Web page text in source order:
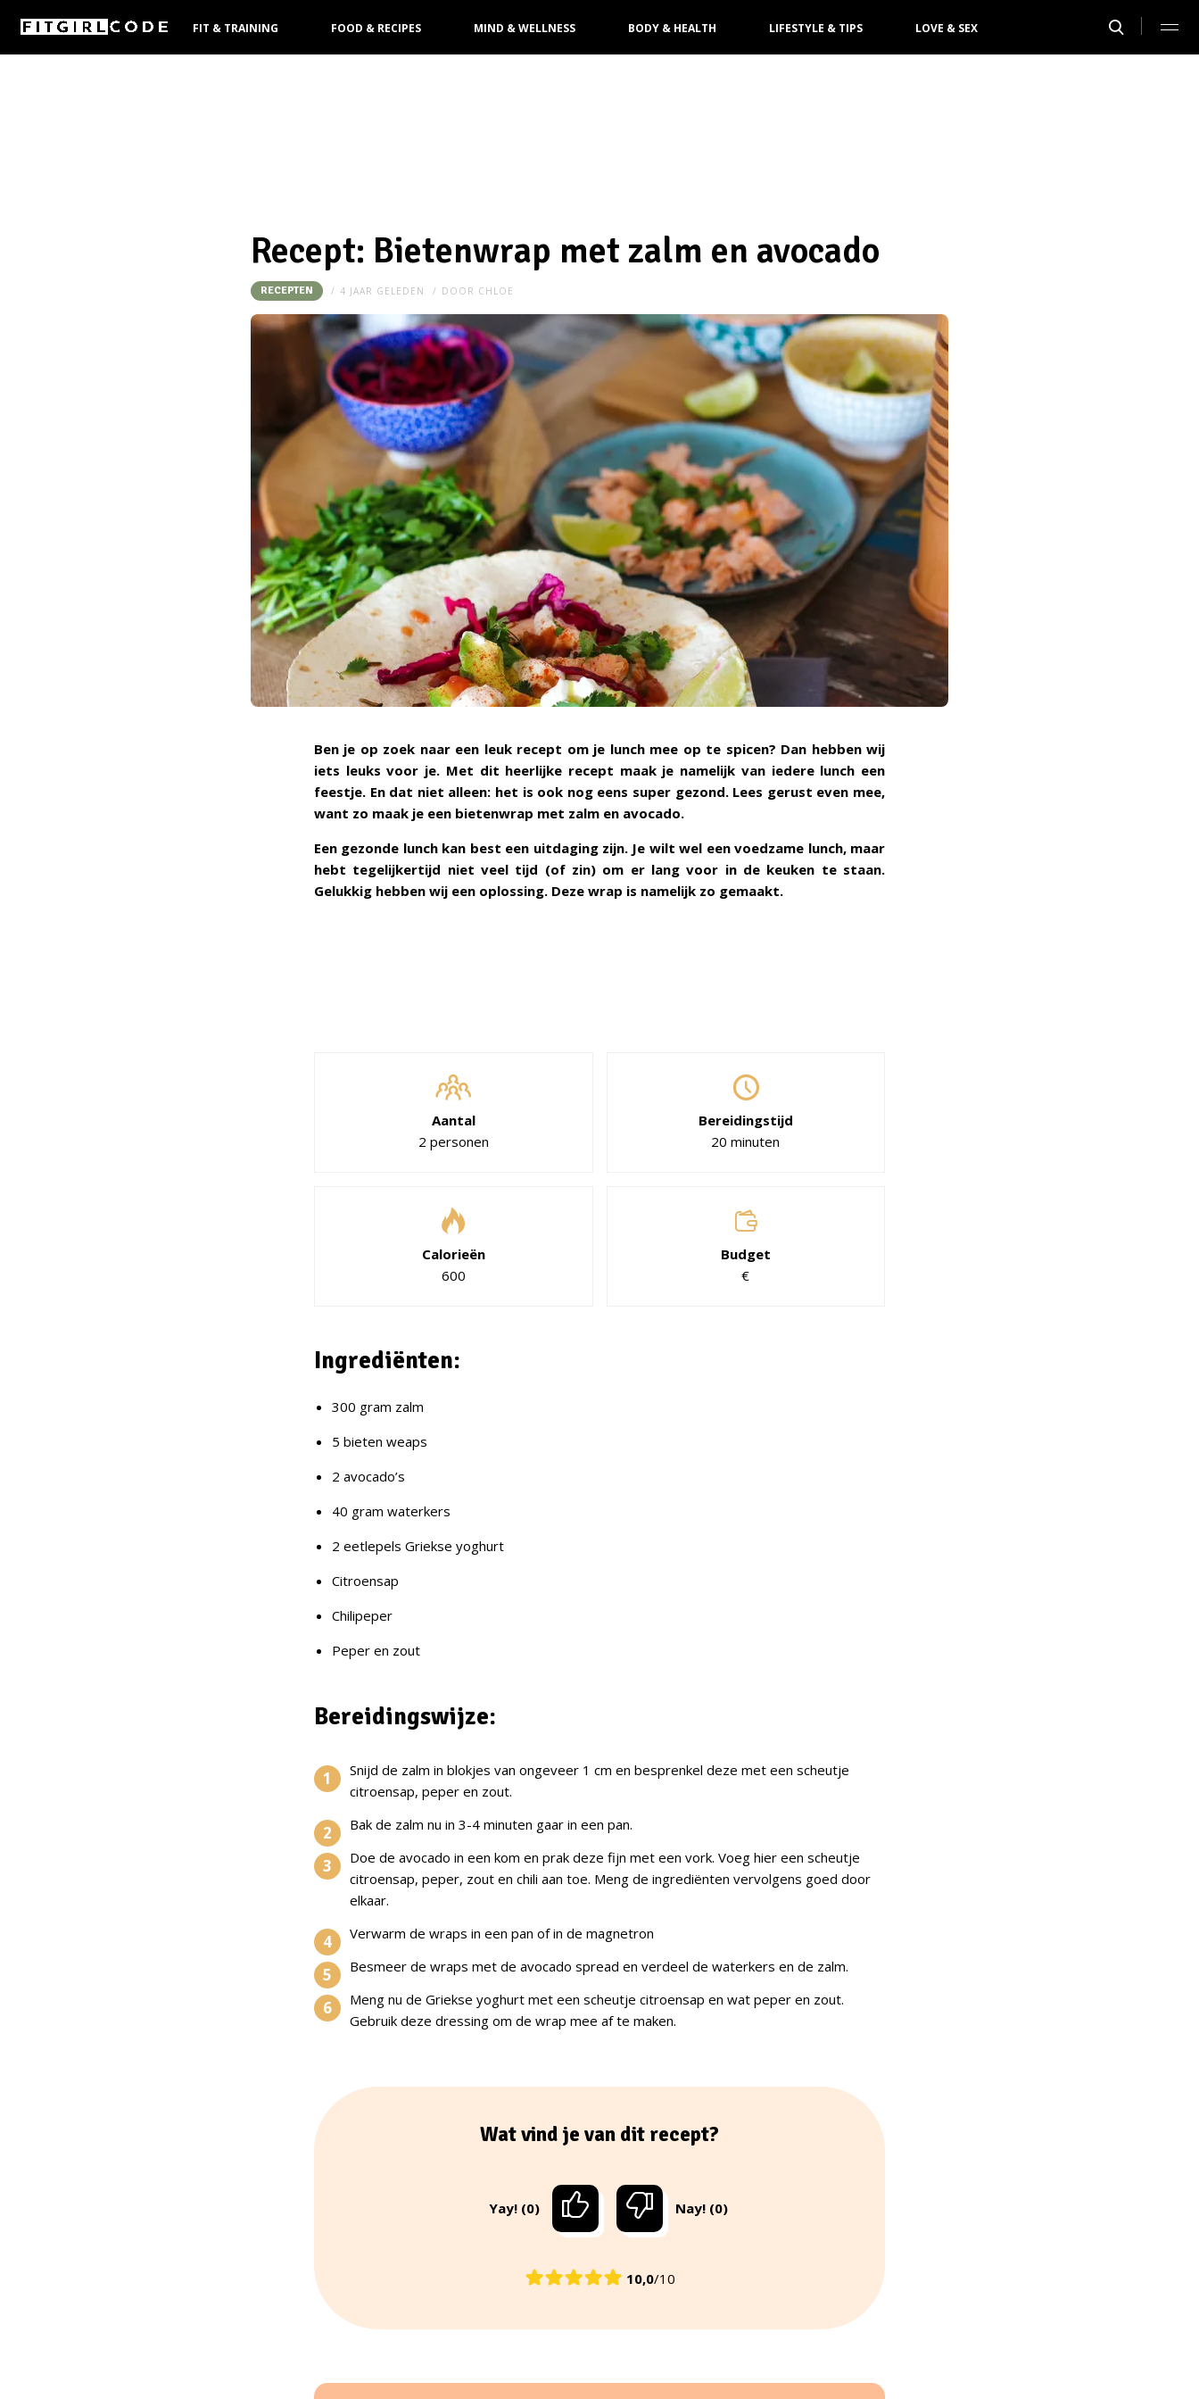
FIT & TRAINING FOOD & RECIPES MIND & WELLNESS BODY & HEALTH LIFESTYLE & TIPS LOVE & SEX
Recept: Bietenwrap met zalm en avocado
RECEPTEN 4 JAAR GELEDEN DOOR CHLOE
Ben je op zoek naar een leuk recept om je lunch mee op te spicen? Dan hebben wij
iets leuks voor je. Met dit heerlijke recept maak je namelijk van iedere lunch een
feestje. En dat niet alleen: het is ook nog eens super gezond. Lees gerust even mee,
want zo maak je een bietenwrap met zalm en avocado.
Een gezonde lunch kan best een uitdaging zijn. Je wilt wel een voedzame lunch, maar
hebt tegelijkertijd niet veel tijd (of zin) om er lang voor in de keuken te staan.
Gelukkig hebben wij een oplossing. Deze wrap is namelijk zo gemaakt.
Aantal
2 personen
Bereidingstijd
20 minuten
Calorieën
600
Budget
€
Ingrediënten:
300 gram zalm
5 bieten weaps
2 avocado’s
40 gram waterkers
2 eetlepels Griekse yoghurt
Citroensap
Chilipeper
Peper en zout
Bereidingswijze:
Snijd de zalm in blokjes van ongeveer 1 cm en besprenkel deze met een scheutje
citroensap, peper en zout.
Bak de zalm nu in 3-4 minuten gaar in een pan.
Doe de avocado in een kom en prak deze fijn met een vork. Voeg hier een scheutje
citroensap, peper, zout en chili aan toe. Meng de ingrediënten vervolgens goed door
elkaar.
Verwarm de wraps in een pan of in de magnetron
Besmeer de wraps met de avocado spread en verdeel de waterkers en de zalm.
Meng nu de Griekse yoghurt met een scheutje citroensap en wat peper en zout.
Gebruik deze dressing om de wrap mee af te maken.
Wat vind je van dit recept?
Yay! (0) Nay! (0)
10,0/10